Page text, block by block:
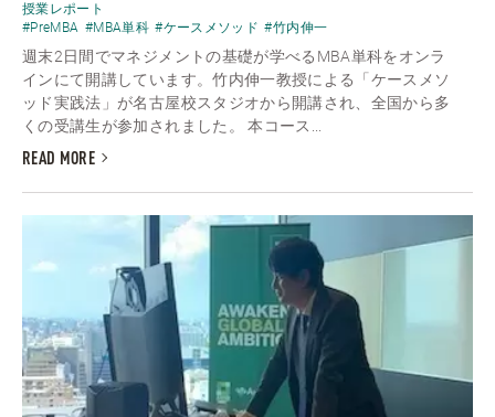
授業レポート
#PreMBA #MBA単科 #ケースメソッド #竹内伸一
週末2日間でマネジメントの基礎が学べるMBA単科をオンラ
インにて開講しています。竹内伸一教授による「ケースメソ
ッド実践法」が名古屋校スタジオから開講され、全国から多
くの受講生が参加されました。 本コース...
READ MORE